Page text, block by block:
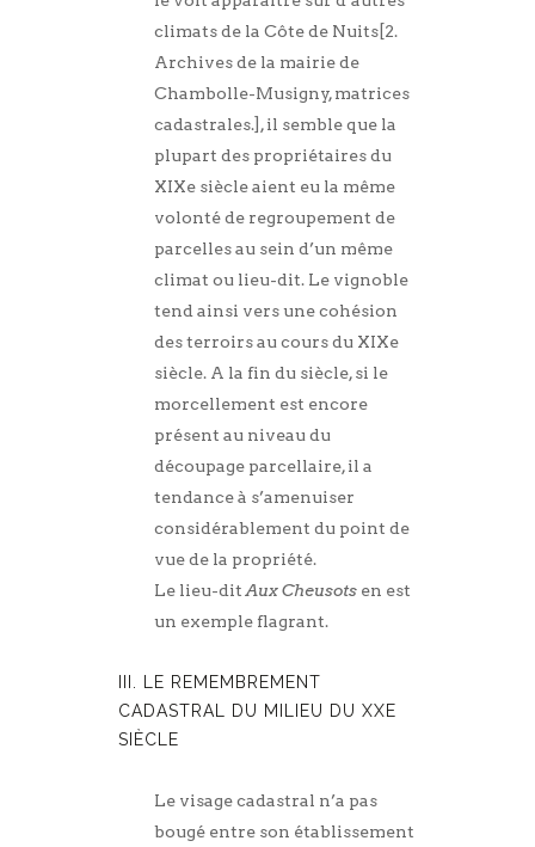
climats de la Côte de Nuits[2.
Archives de la mairie de
Chambolle-Musigny, matrices
cadastrales.], il semble que la
plupart des propriétaires du
XIXe siècle aient eu la même
volonté de regroupement de
parcelles au sein d’un même
climat ou lieu-dit. Le vignoble
tend ainsi vers une cohésion
des terroirs au cours du XIXe
siècle. A la fin du siècle, si le
morcellement est encore
présent au niveau du
découpage parcellaire, il a
tendance à s’amenuiser
considérablement du point de
vue de la propriété.
Le lieu-dit Aux Cheusots en est
un exemple flagrant.
III. LE REMEMBREMENT
CADASTRAL DU MILIEU DU XXE
SIÈCLE
Le visage cadastral n’a pas
bougé entre son établissement